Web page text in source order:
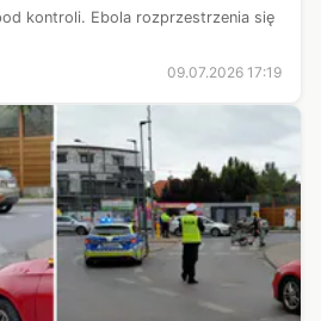
kontroli. Ebola rozprzestrzenia się
09.07.2026 17:19